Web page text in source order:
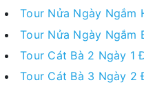
Tour Nửa Ngày Ngắm
Tour Nửa Ngày Ngắm
Tour Cát Bà 2 Ngày 1
Tour Cát Bà 3 Ngày 2